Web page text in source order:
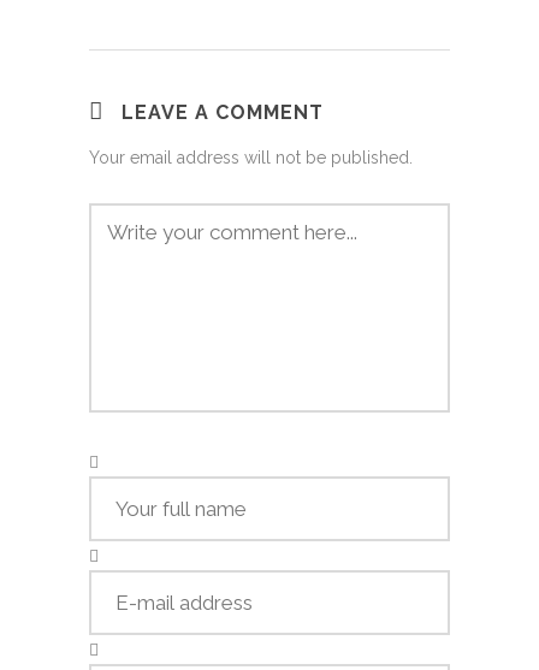
LEAVE A COMMENT
Your email address will not be published.